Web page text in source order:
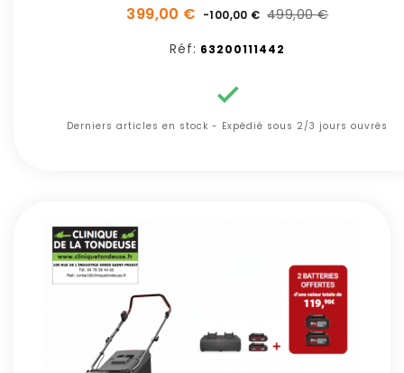
399,00 € -100,00 € 499,00 €
Réf: 63200111442

Derniers articles en stock - Expédié sous 2/3 jours ouvrés